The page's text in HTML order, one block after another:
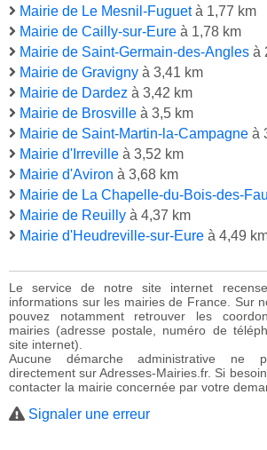
Mairie de Le Mesnil-Fuguetà 1,77 km
Mairie de Cailly-sur-Eure à 1,78 km
Mairie de Saint-Germain-des-Angles à
Mairie de Gravigny à 3,41 km
Mairie de Dardez à 3,42 km
Mairie de Brosville à 3,5 km
Mairie de Saint-Martin-la-Campagne à
Mairie d'Irreville à 3,52 km
Mairie d'Aviron à 3,68 km
Mairie de La Chapelle-du-Bois-des-
Mairie de Reuilly à 4,37 km
Mairie d'Heudreville-sur-Eure à 4,49
Le service de notre site internet
informations sur les mairies de France. Sur
pouvez notamment retrouver les
mairies (adresse postale, numéro de
site internet).
Aucune démarche administrative ne
directement sur Adresses-Mairies.fr. Si
contacter la mairie concernée par votre
Signaler une erreur